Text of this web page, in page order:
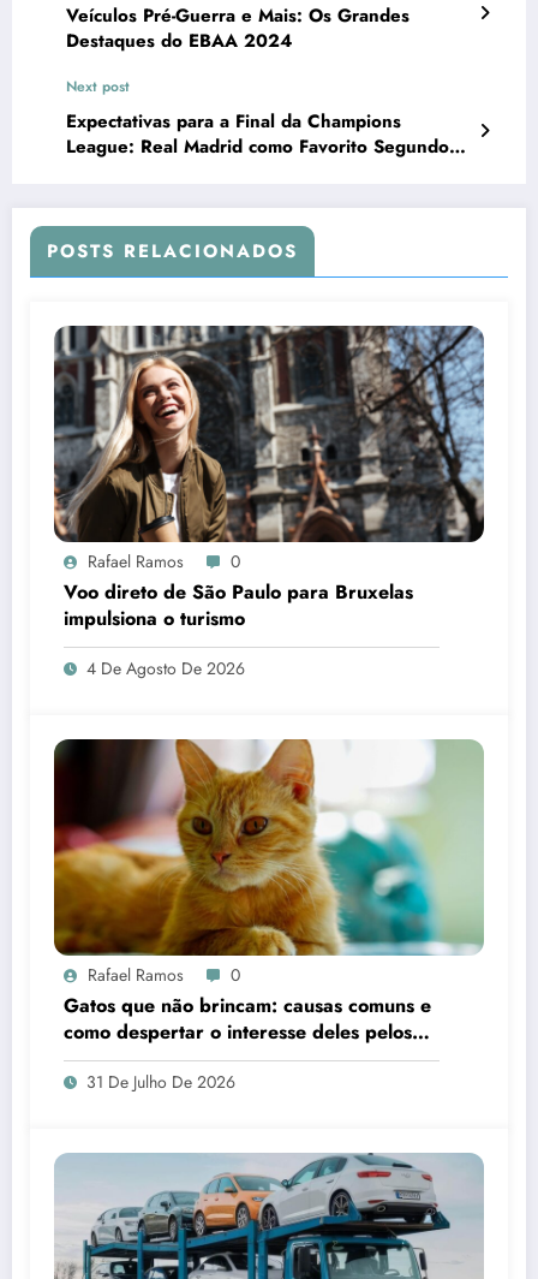
Veículos Pré-Guerra e Mais: Os Grandes
Destaques do EBAA 2024
Next post
Expectativas para a Final da Champions
League: Real Madrid como Favorito Segundo
POSTS RELACIONADOS
Rafael Ramos 0
Voo direto de São Paulo para Bruxelas
impulsiona o turismo
4 De Agosto De 2026
Rafael Ramos 0
Gatos que não brincam: causas comuns e
como despertar o interesse deles pelos
brinquedos
31 De Julho De 2026